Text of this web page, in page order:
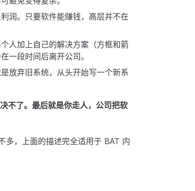
润。只要软件能赚钱，高层并不在
人加上自己的解决方案（方框和箭
一段时间后离开公司。
放弃旧系统，从头开始写一个新系
不了。最后就是你走人，公司把软
多，上面的描述完全适用于 BAT 内